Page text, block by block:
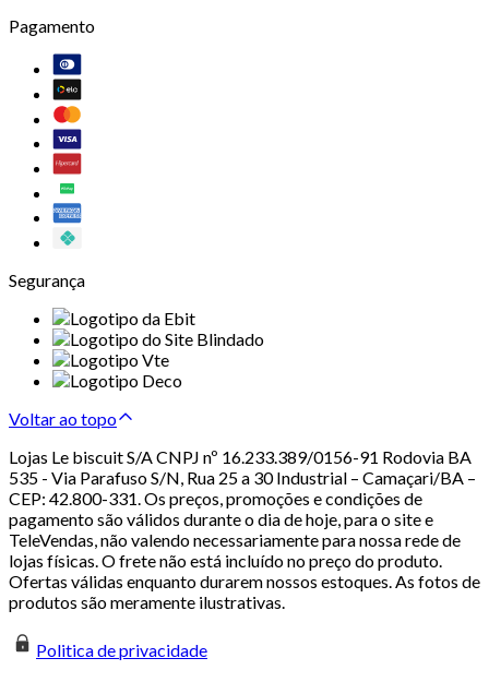
Pagamento
Segurança
Voltar ao topo
Lojas Le biscuit S/A CNPJ nº 16.233.389/0156-91 Rodovia BA
535 - Via Parafuso S/N, Rua 25 a 30 Industrial – Camaçari/BA –
CEP: 42.800-331. Os preços, promoções e condições de
pagamento são válidos durante o dia de hoje, para o site e
TeleVendas, não valendo necessariamente para nossa rede de
lojas físicas. O frete não está incluído no preço do produto.
Ofertas válidas enquanto durarem nossos estoques. As fotos de
produtos são meramente ilustrativas.
Politica de privacidade